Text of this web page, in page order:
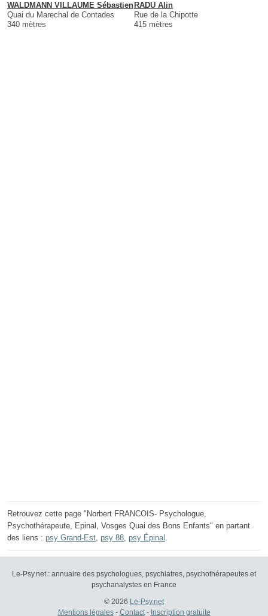
WALDMANN VILLAUME Sébastien
Quai du Marechal de Contades
340 mètres
RADU Alin
Rue de la Chipotte
415 mètres
Retrouvez cette page "Norbert FRANCOIS- Psychologue,
Psychothérapeute, Epinal, Vosges Quai des Bons Enfants" en partant
des liens : psy Grand-Est, psy 88, psy Épinal .
Le-Psy.net : annuaire des psychologues, psychiatres, psychothérapeutes et
psychanalystes en France
© 2026 Le-Psy.net
Mentions légales- Contact- Inscription gratuite